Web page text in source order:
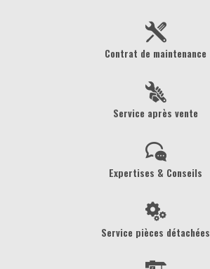
Contrat de maintenance
Service après vente
Expertises & Conseils
Service pièces détachées